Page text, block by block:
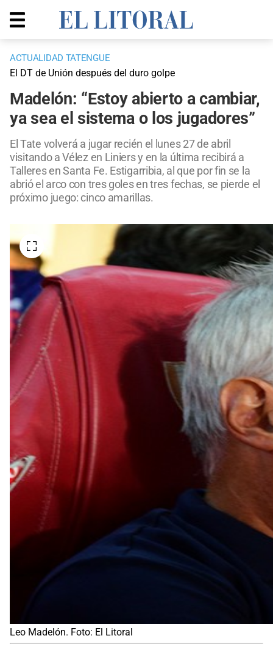
ACTUALIDAD TATENGUE
El DT de Unión después del duro golpe
Madelón: “Estoy abierto a cambiar,
ya sea el sistema o los jugadores”
El Tate volverá a jugar recién el lunes 27 de abril
visitando a Vélez en Liniers y en la última recibirá a
Talleres en Santa Fe. Estigarribia, al que por fin se la
abrió el arco con tres goles en tres fechas, se pierde el
próximo juego: cinco amarillas.
Leo Madelón. Foto: El Litoral